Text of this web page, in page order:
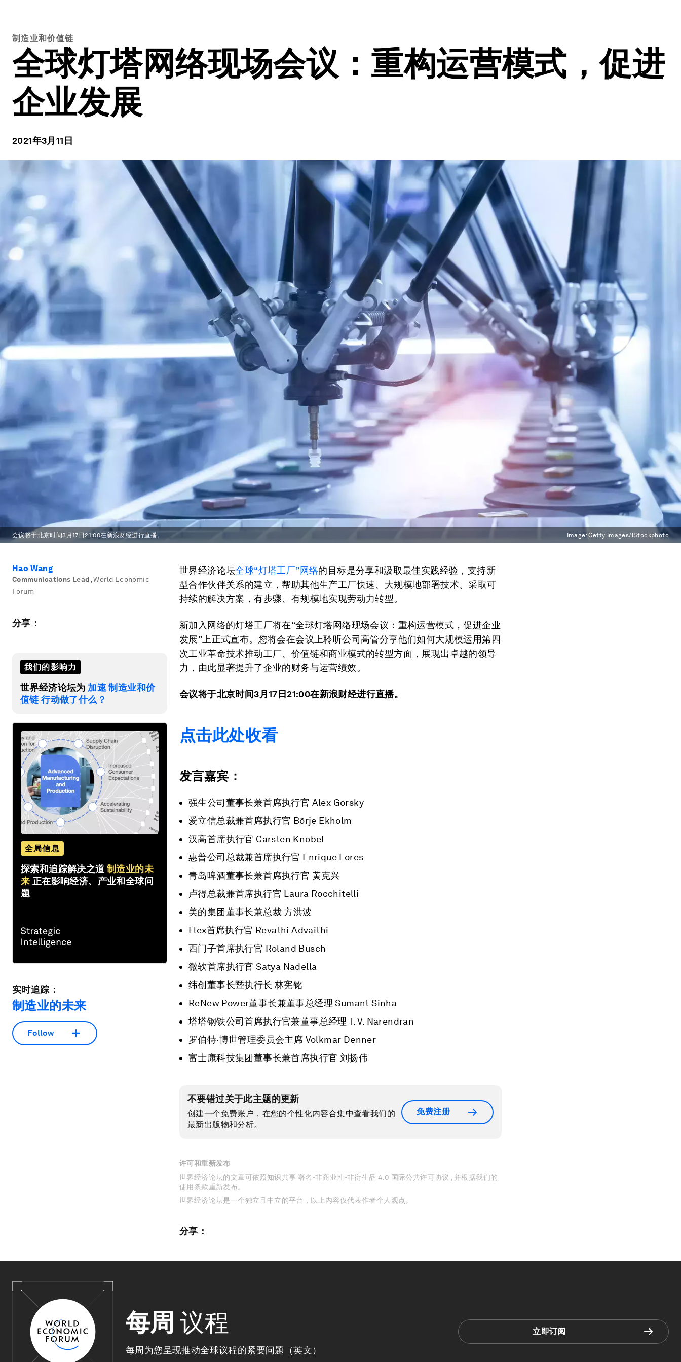
制造业和价值链
全球灯塔网络现场会议：重构运营模式，促进
企业发展
2021年3月11日
会议将于北京时间3月17日21:00在新浪财经进行直播。 Image:Getty Images/iStockphoto
Hao Wang
Communications Lead, World Economic
Forum
分享：
我们的影响力
世界经济论坛为 加速 制造业和价
值链 行动做了什么？
全局信息
探索和追踪解决之道 制造业的未
来 正在影响经济、产业和全球问
题
实时追踪：
制造业的未来
Follow
世界经济论坛全球“灯塔工厂”网络的目标是分享和汲取最佳实践经验，支持新
型合作伙伴关系的建立，帮助其他生产工厂快速、大规模地部署技术、采取可
持续的解决方案，有步骤、有规模地实现劳动力转型。
新加入网络的灯塔工厂将在“全球灯塔网络现场会议：重构运营模式，促进企业
发展”上正式宣布。您将会在会议上聆听公司高管分享他们如何大规模运用第四
次工业革命技术推动工厂、价值链和商业模式的转型方面，展现出卓越的领导
力，由此显著提升了企业的财务与运营绩效。
会议将于北京时间3月17日21:00在新浪财经进行直播。
点击此处收看
发言嘉宾：
强生公司董事长兼首席执行官 Alex Gorsky
爱立信总裁兼首席执行官 Börje Ekholm
汉高首席执行官 Carsten Knobel
惠普公司总裁兼首席执行官 Enrique Lores
青岛啤酒董事长兼首席执行官 黄克兴
卢得总裁兼首席执行官 Laura Rocchitelli
美的集团董事长兼总裁 方洪波
Flex首席执行官 Revathi Advaithi
西门子首席执行官 Roland Busch
微软首席执行官 Satya Nadella
纬创董事长暨执行长 林宪铭
ReNew Power董事长兼董事总经理 Sumant Sinha
塔塔钢铁公司首席执行官兼董事总经理 T. V. Narendran
罗伯特·博世管理委员会主席 Volkmar Denner
富士康科技集团董事长兼首席执行官 刘扬伟
不要错过关于此主题的更新
创建一个免费账户，在您的个性化内容合集中查看我们的
最新出版物和分析。
免费注册
许可和重新发布
世界经济论坛的文章可依照知识共享 署名-非商业性-非衍生品 4.0 国际公共许可协议 , 并根据我们的
使用条款重新发布。
世界经济论坛是一个独立且中立的平台，以上内容仅代表作者个人观点。
分享：
每周 议程
每周为您呈现推动全球议程的紧要问题（英文）
立即订阅